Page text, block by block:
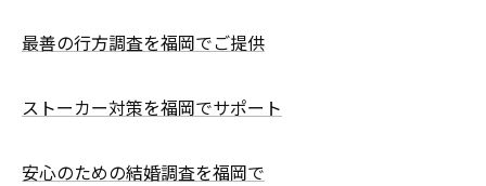
最善の行方調査を福岡でご提供
ストーカー対策を福岡でサポート
安心のための結婚調査を福岡で